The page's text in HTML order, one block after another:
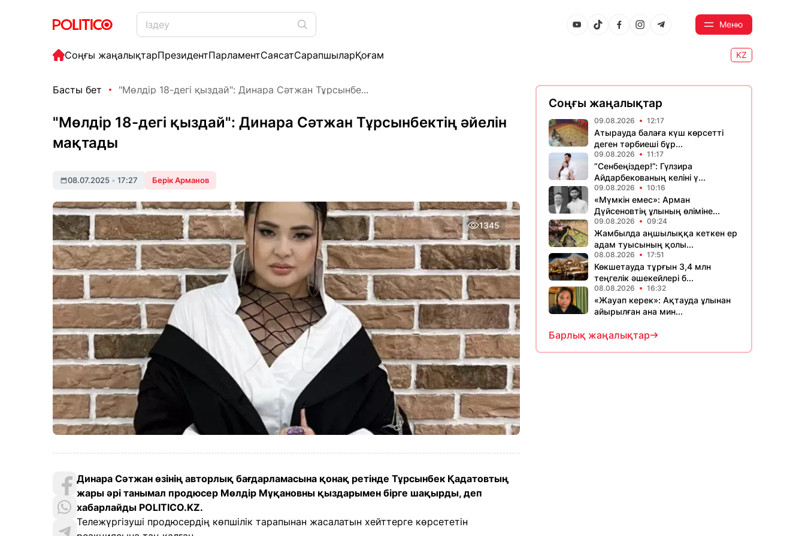
Меню
Соңғы жаңалықтарПрезидентПарламентСаясатСарапшыларҚоғам KZ
Басты бет "Мөлдір 18-дегі қыздай": Динара Сәтжан Тұрсынбе...
"Мөлдір 18-дегі қыздай": Динара Сәтжан Тұрсынбектің әйелін
мақтады
08.07.2025 • 17:27 Берік Арманов
1345
Динара Сәтжан өзінің авторлық бағдарламасына қонақ ретінде Тұрсынбек Қадатовтың
жары әрі танымал продюсер Мөлдір Мұқановны қыздарымен бірге шақырды, деп
хабарлайды POLITICO.KZ.
Тележүргізуші продюсердің көпшілік тарапынан жасалатын хейттерге көрсететін
Соңғы жаңалықтар
09.08.2026 12:17
Атырауда балаға күш көрсетті
деген тәрбиеші бұр...
09.08.2026 11:17
“Сенбеңіздер!”: Гүлзира
Айдарбекованың келіні ү...
09.08.2026 10:16
«Мүмкін емес»: Арман
Дүйсеновтің ұлының өліміне...
09.08.2026 09:24
Жамбылда аңшылыққа кеткен ер
адам туысының қолы...
08.08.2026 17:51
Көкшетауда тұрғын 3,4 млн
теңгелік әшекейлері б...
08.08.2026 16:32
«Жауап керек»: Ақтауда ұлынан
айырылған ана мин...
Барлық жаңалықтар